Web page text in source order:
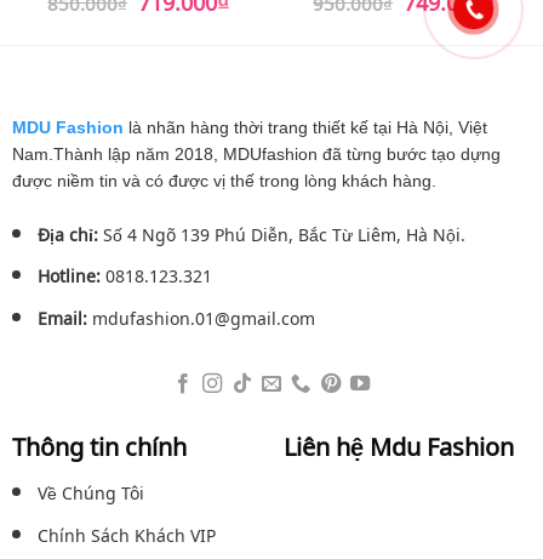
gốc hiện gốc
950.000₫.
hiện
tại
là:
MDU Fashion là nhãn hàng thời trang thiết kế tại Hà Nội, Việt
Nam.Thành lập năm 2018, MDUfashion đã từng bước tạo dựng
được niềm tin và có được vị thế trong lòng khách hàng.
Địa chỉ:Số 4 Ngõ 139 Phú Diễn, Bắc Từ Liêm, Hà Nội.
Hotline:0818.123.321
Email:mdufashion.01@gmail.com
Thông tin chính
Về Chúng Tôi
Chính Sách Khách VIP
Liên hệ Mdu Fashion